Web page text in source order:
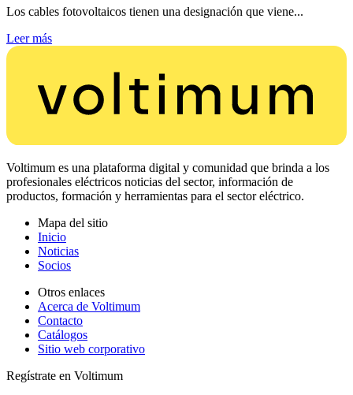
Los cables fotovoltaicos tienen una designación que viene...
Leer más
Voltimum es una plataforma digital y comunidad que brinda a los
profesionales eléctricos noticias del sector, información de
productos, formación y herramientas para el sector eléctrico.
Mapa del sitio
Inicio
Noticias
Socios
Otros enlaces
Acerca de Voltimum
Contacto
Catálogos
Sitio web corporativo
Regístrate en Voltimum